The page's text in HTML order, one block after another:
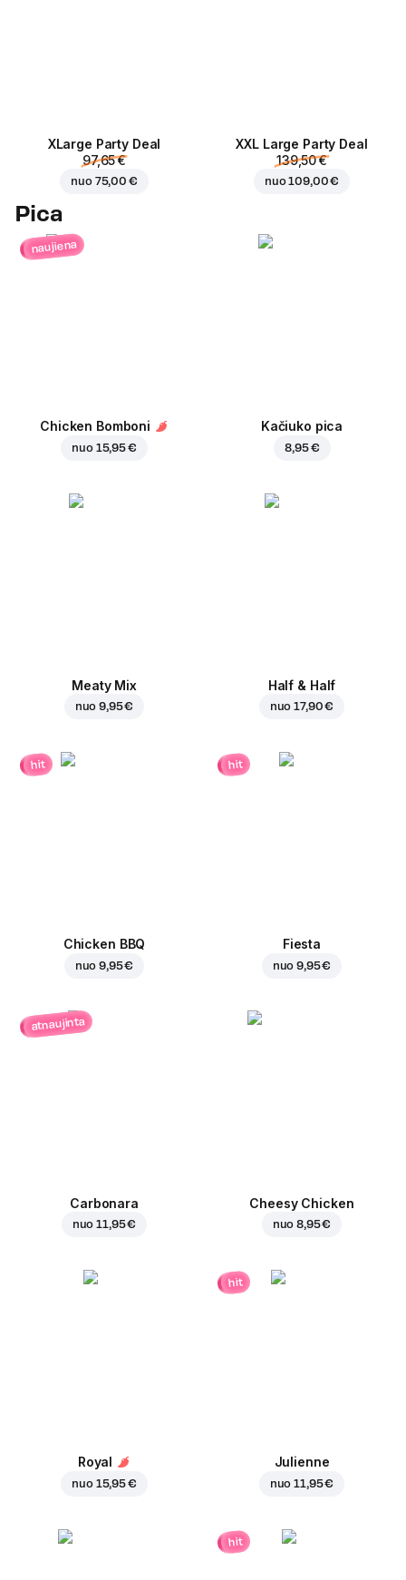
ХLarge Party Deal
97,65 €
nuo 75,00 €
XXL Large Party Deal
139,50 €
nuo109,00 €
Pica
naujiena
Chicken Bomboni
nuo 15,95 €
Kačiuko pica
8,95 €
Meaty Mix
nuo9,95 €
Half & Half
nuo17,90 €
hit
Chicken BBQ
nuo9,95 €
hit
Fiesta
nuo9,95 €
atnaujinta
Carbonara
nuo11,95 €
Cheesy Chicken
nuo8,95 €
Royal
nuo 15,95 €
hit
Julienne
nuo11,95 €
hit